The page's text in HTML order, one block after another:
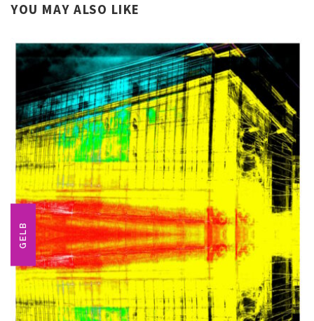
YOU MAY ALSO LIKE
GELB